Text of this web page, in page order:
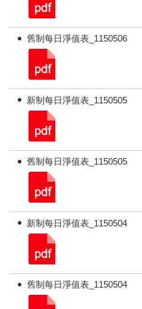
舊制每日淨值表_1150506
新制每日淨值表_1150505
舊制每日淨值表_1150505
新制每日淨值表_1150504
舊制每日淨值表_1150504